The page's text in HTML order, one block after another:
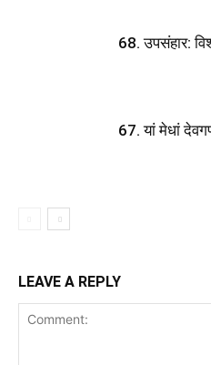
68. उपसंहार:
67. यां मेधां
LEAVE A REPLY